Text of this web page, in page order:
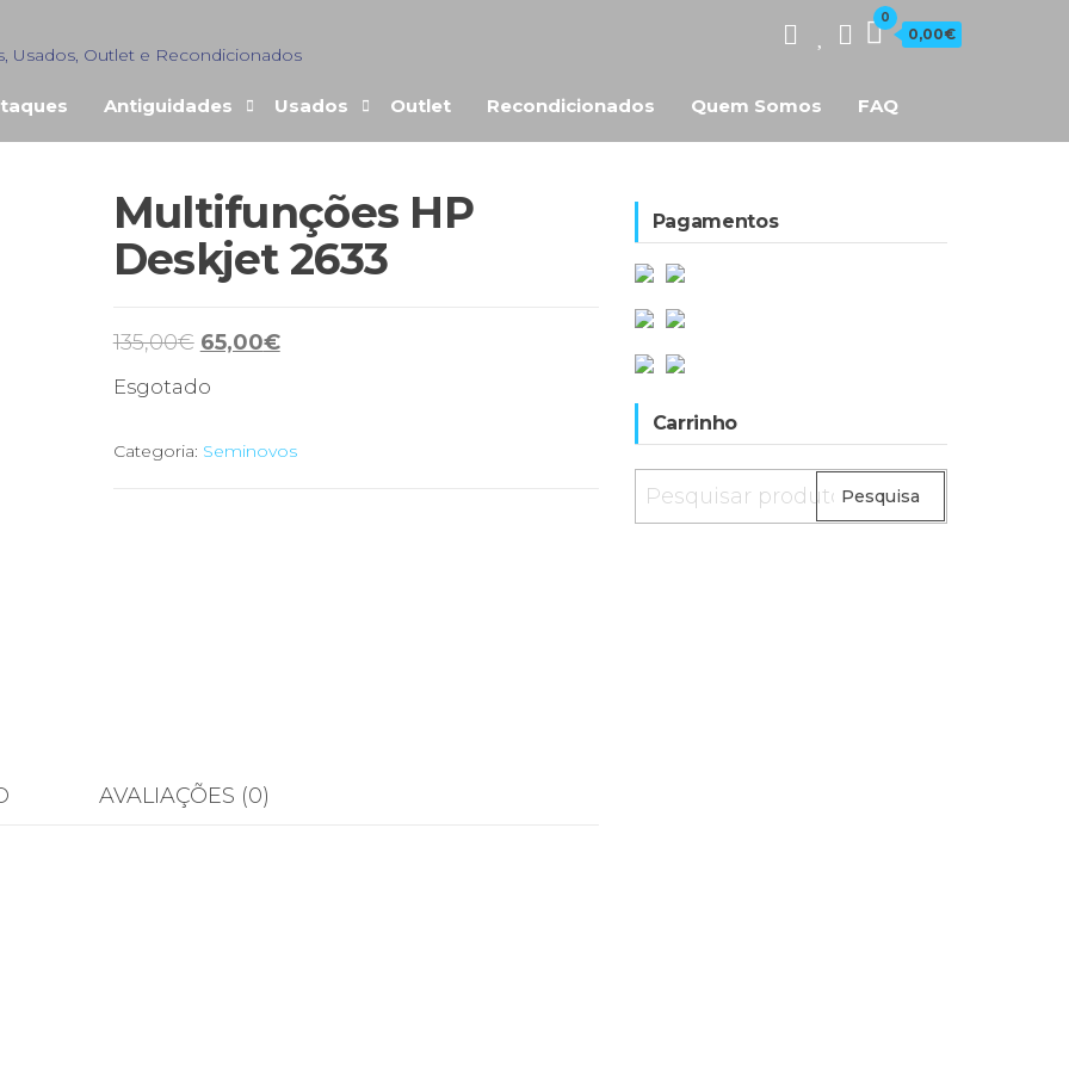
Usados, Outlet e Recondicionados
0
0,00€
Antiguidades Usados Outlet Recondicionados Quem Somos FAQ
Multifunções HP
Deskjet 2633
135,00€ O
era:
65,00€O
Esgotado
Categoria: Seminovos
AVALIAÇÕES (0)
Pagamentos
Carrinho
Pesquisar
por:
Pesquisa